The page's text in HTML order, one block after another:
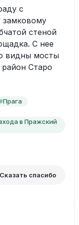
с
замковому
стеной
С нее
видны мосты
Старо
Прага
в Пражский
Сказать спасибо